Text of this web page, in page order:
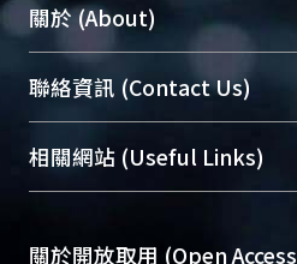
關於 (About)
臺大位居世界頂尖大學之
展現本校豐碩的研究成果
機構典藏（NTUR）與學術
台，成為臺大學術典藏NTU
成果。
聯絡資訊 (Contact Us)
總館學科館員(Main Library)
醫學圖書館學科館員
Sciences Library)
相關網站 (Useful Links)
關於開放取用 (Open